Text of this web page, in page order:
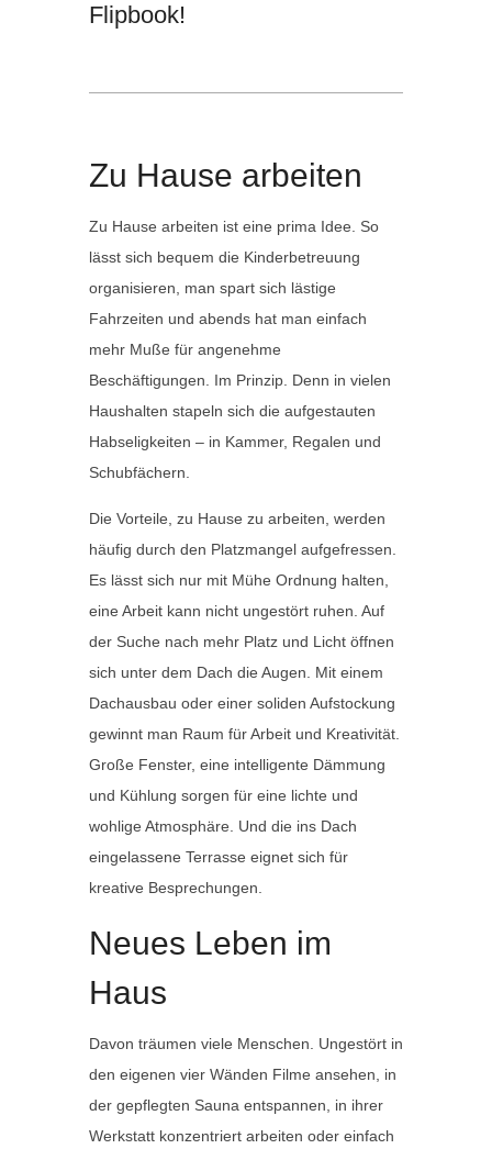
Flipbook!
Zu Hause arbeiten
Zu Hause arbeiten ist eine prima Idee. So
lässt sich bequem die Kinderbetreuung
organisieren, man spart sich lästige
Fahrzeiten und abends hat man einfach
mehr Muße für angenehme
Beschäftigungen. Im Prinzip. Denn in vielen
Haushalten stapeln sich die aufgestauten
Habseligkeiten – in Kammer, Regalen und
Schubfächern.
Die Vorteile, zu Hause zu arbeiten, werden
häufig durch den Platzmangel aufgefressen.
Es lässt sich nur mit Mühe Ordnung halten,
eine Arbeit kann nicht ungestört ruhen. Auf
der Suche nach mehr Platz und Licht öffnen
sich unter dem Dach die Augen. Mit einem
Dachausbau oder einer soliden Aufstockung
gewinnt man Raum für Arbeit und Kreativität.
Große Fenster, eine intelligente Dämmung
und Kühlung sorgen für eine lichte und
wohlige Atmosphäre. Und die ins Dach
eingelassene Terrasse eignet sich für
kreative Besprechungen.
Neues Leben im
Haus
Davon träumen viele Menschen. Ungestört in
den eigenen vier Wänden Filme ansehen, in
der gepflegten Sauna entspannen, in ihrer
Werkstatt konzentriert arbeiten oder einfach